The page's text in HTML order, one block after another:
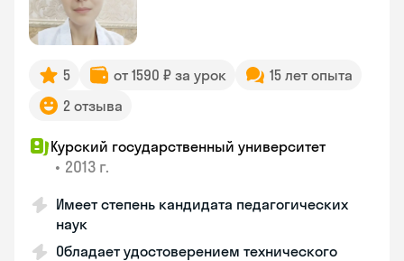
5 от 1590 ₽ за урок
15 лет опыта
2 отзыва
Курский государственный университет
• 2013 г.
Имеет степень кандидата педагогических
наук
Обладает удостоверением технического